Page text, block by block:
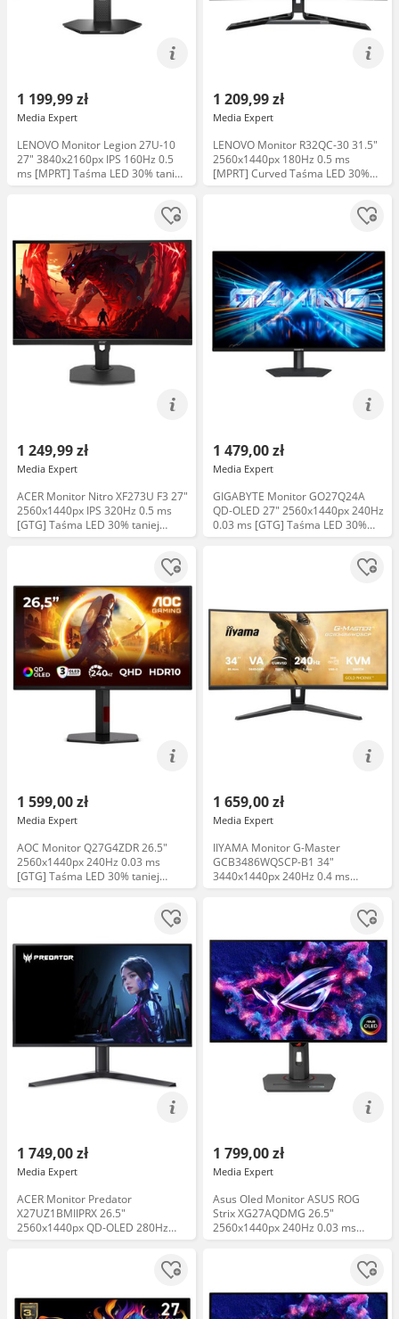
1 199,99 zł
Media Expert
LENOVO Monitor Legion 27U-10
27" 3840x2160px IPS 160Hz 0.5
ms [MPRT] Taśma LED 30% taniej
Uchwyt 75zł taniej
1 209,99 zł
Media Expert
LENOVO Monitor R32QC-30 31.5"
2560x1440px 180Hz 0.5 ms
[MPRT] Curved Taśma LED 30%
taniej Uchwyt 75zł taniej
1 249,99 zł
Media Expert
ACER Monitor Nitro XF273U F3 27"
2560x1440px IPS 320Hz 0.5 ms
[GTG] Taśma LED 30% taniej
Uchwyt 75zł taniej
1 479,00 zł
Media Expert
GIGABYTE Monitor GO27Q24A
QD-OLED 27" 2560x1440px 240Hz
0.03 ms [GTG] Taśma LED 30%
taniej Uchwyt 75zł taniej
1 599,00 zł
Media Expert
AOC Monitor Q27G4ZDR 26.5"
2560x1440px 240Hz 0.03 ms
[GTG] Taśma LED 30% taniej
Uchwyt 75zł taniej
1 659,00 zł
Media Expert
IIYAMA Monitor G-Master
GCB3486WQSCP-B1 34"
3440x1440px 240Hz 0.4 ms
[MPRT] Curved Taśma LED 30%
1 749,00 zł
Media Expert
ACER Monitor Predator
X27UZ1BMIIPRX 26.5"
2560x1440px QD-OLED 280Hz
0.03 [GTG] Taśma LED 30% taniej
1 799,00 zł
Media Expert
Asus Oled Monitor ASUS ROG
Strix XG27AQDMG 26.5"
2560x1440px 240Hz 0.03 ms
[GTG] Taśma LED 30% taniej